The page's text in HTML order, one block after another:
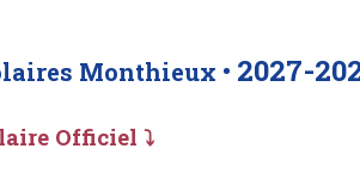
Monthieux • 2027-
Officiel ⤵